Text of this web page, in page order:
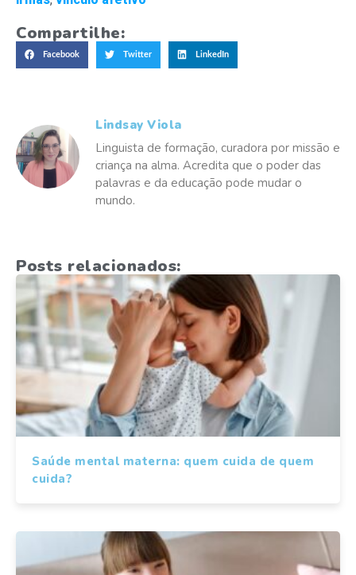
Compartilhe:
Facebook Twitter LinkedIn
Lindsay Viola
Linguista de formação, curadora por missão e
criança na alma. Acredita que o poder das
palavras e da educação pode mudar o
mundo.
Posts relacionados:
Saúde mental materna: quem cuida de quem
cuida?